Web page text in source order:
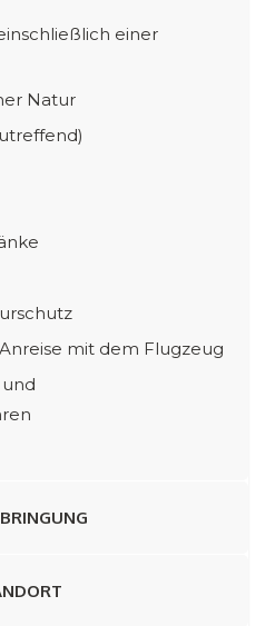
einer
Natur
mit dem Flugzeug